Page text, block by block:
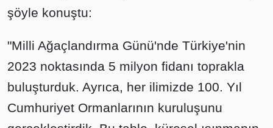
şöyle konuştu:
"Milli Ağaçlandırma Günü'nde Türkiye'nin
2023 noktasında 5 milyon fidanı toprakla
buluşturduk. Ayrıca, her ilimizde 100. Yıl
Cumhuriyet Ormanlarının kuruluşunu